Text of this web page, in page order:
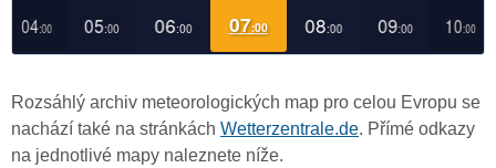
Rozsáhlý archiv meteorologických map pro celou Evropu se
nachází také na stránkách Wetterzentrale.de. Přímé odkazy
na jednotlivé mapy naleznete níže.